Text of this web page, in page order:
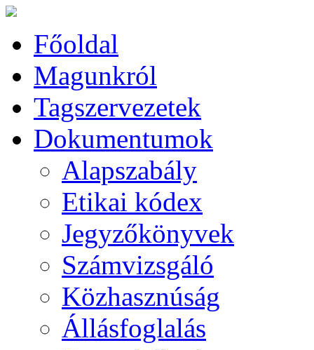
Főoldal
Magunkról
Tagszervezetek
Dokumentumok
Alapszabály
Etikai kódex
Jegyzőkönyvek
Számvizsgáló
Közhasznúság
Állásfoglalás